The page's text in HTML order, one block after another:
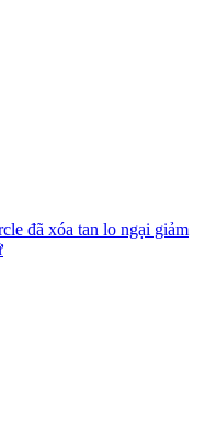
đã xóa tan lo ngại giảm